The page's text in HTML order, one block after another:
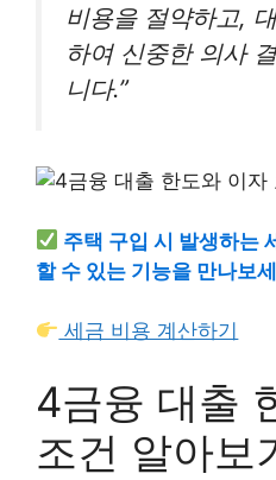
비용을 절약하고,
하여 신중한 의사
니다.”
주택 구입 시 발생하는
할 수 있는 기능을 만나보
세금 비용 계산하기
4금융 대출
조건 알아보